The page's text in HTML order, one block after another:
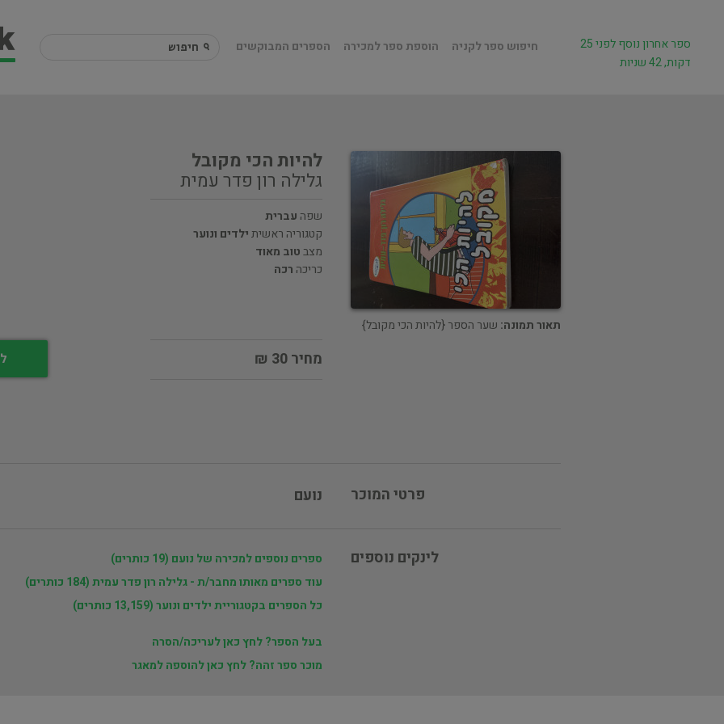
חיפוש ספר לקניה הוספת ספר למכירה הספרים המבוקשים
ספר אחרון נוסף לפני 25
דקות, 42 שניות
תאור תמונה: שער הספר {להיות הכי מקובל}
להיות הכי מקובל
גלילה רון פדר עמית
שפה עברית
קטגוריה ראשיתילדים ונוער
מצבטוב מאוד
כריכה רכה
מחיר 30 ₪
פרטי המוכר נועם
לינקים נוספים
ספרים נוספים למכירה של נועם (19 כותרים)
עוד ספרים מאותו מחבר/ת - גלילה רון פדר עמית (184 כותרים)
כל הספרים בקטגוריית ילדים ונוער (13,159 כותרים)
בעל הספר? לחץ כאן לעריכה/הסרה
מוכר ספר זהה? לחץ כאן להוספה למאגר